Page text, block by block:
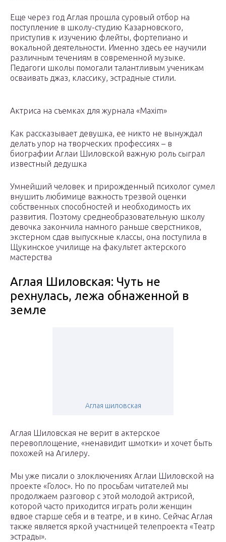
Еще через год Аглая прошла суровый отбор на
поступление в школу-студию Казарновского,
приступив к изучению флейты, фортепиано и
вокальной деятельности. Именно здесь ее научили
различным течениям в современной музыке.
Педагоги школы помогали талантливым ученикам
осваивать джаз, классику, эстрадные стили.
Актриса на съемках для журнала «Maxim»
Как рассказывает девушка, ее никто не вынуждал
делать упор на творческих профессиях – в
биографии Аглаи Шиловской важную роль сыграл
известный дедушка
Умнейший человек и прирожденный психолог сумел
внушить любимице важность трезвой оценки
собственных способностей и необходимость их
развития. Поэтому среднеобразовательную школу
девочка закончила намного раньше сверстников,
экстерном сдав выпускные классы, она поступила в
Щукинское училище на факультет актерского
мастерства
Аглая Шиловская: Чуть не
рехнулась, лежа обнаженной в
земле
Аглая шиловская
Аглая Шиловская не верит в актерское
перевоплощение, «ненавидит шмотки» и хочет быть
похожей на Агилеру.
Мы уже писали о злоключениях Аглаи Шиловской на
проекте «Голос». Но по просьбам читателей мы
продолжаем разговор с этой молодой актрисой,
которой часто приходится играть роли женщин
вдвое старше себя и в театре, и в кино. Сейчас Аглая
также является яркой участницей телепроекта «Театр
эстрады».